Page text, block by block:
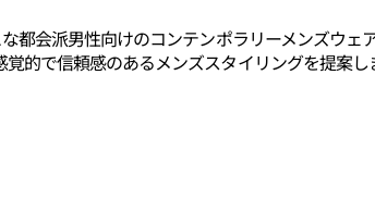
都会派男性向けのコンテンポラリーメンズウ
的で信頼感のあるメンズスタイリングを提案し